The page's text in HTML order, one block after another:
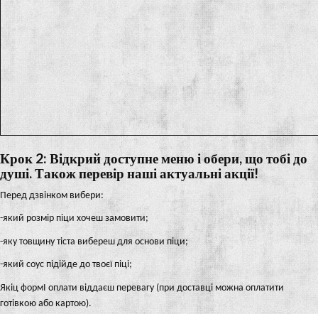
Крок 2: Відкрий доступне меню і обери, що тобі до
душі. Також перевір наші актуальні акції!
Перед дзвінком вибери:
-який розмір піци хочеш замовити;
-яку товщину тiста вибереш для основи піци;
-який соус підійде до твоєї піці;
Якiц формI оплати віддаєш перевагу (при доставці можна оплатити
готівкою або картою).